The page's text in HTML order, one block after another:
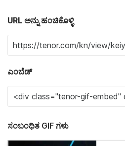
URL ಅನ್ನು ಹಂಚಿಕೊಳ್ಳಿ
ಎಂಬೆಡ್
ಸಂಬಂಧಿತ GIF ಗಳು